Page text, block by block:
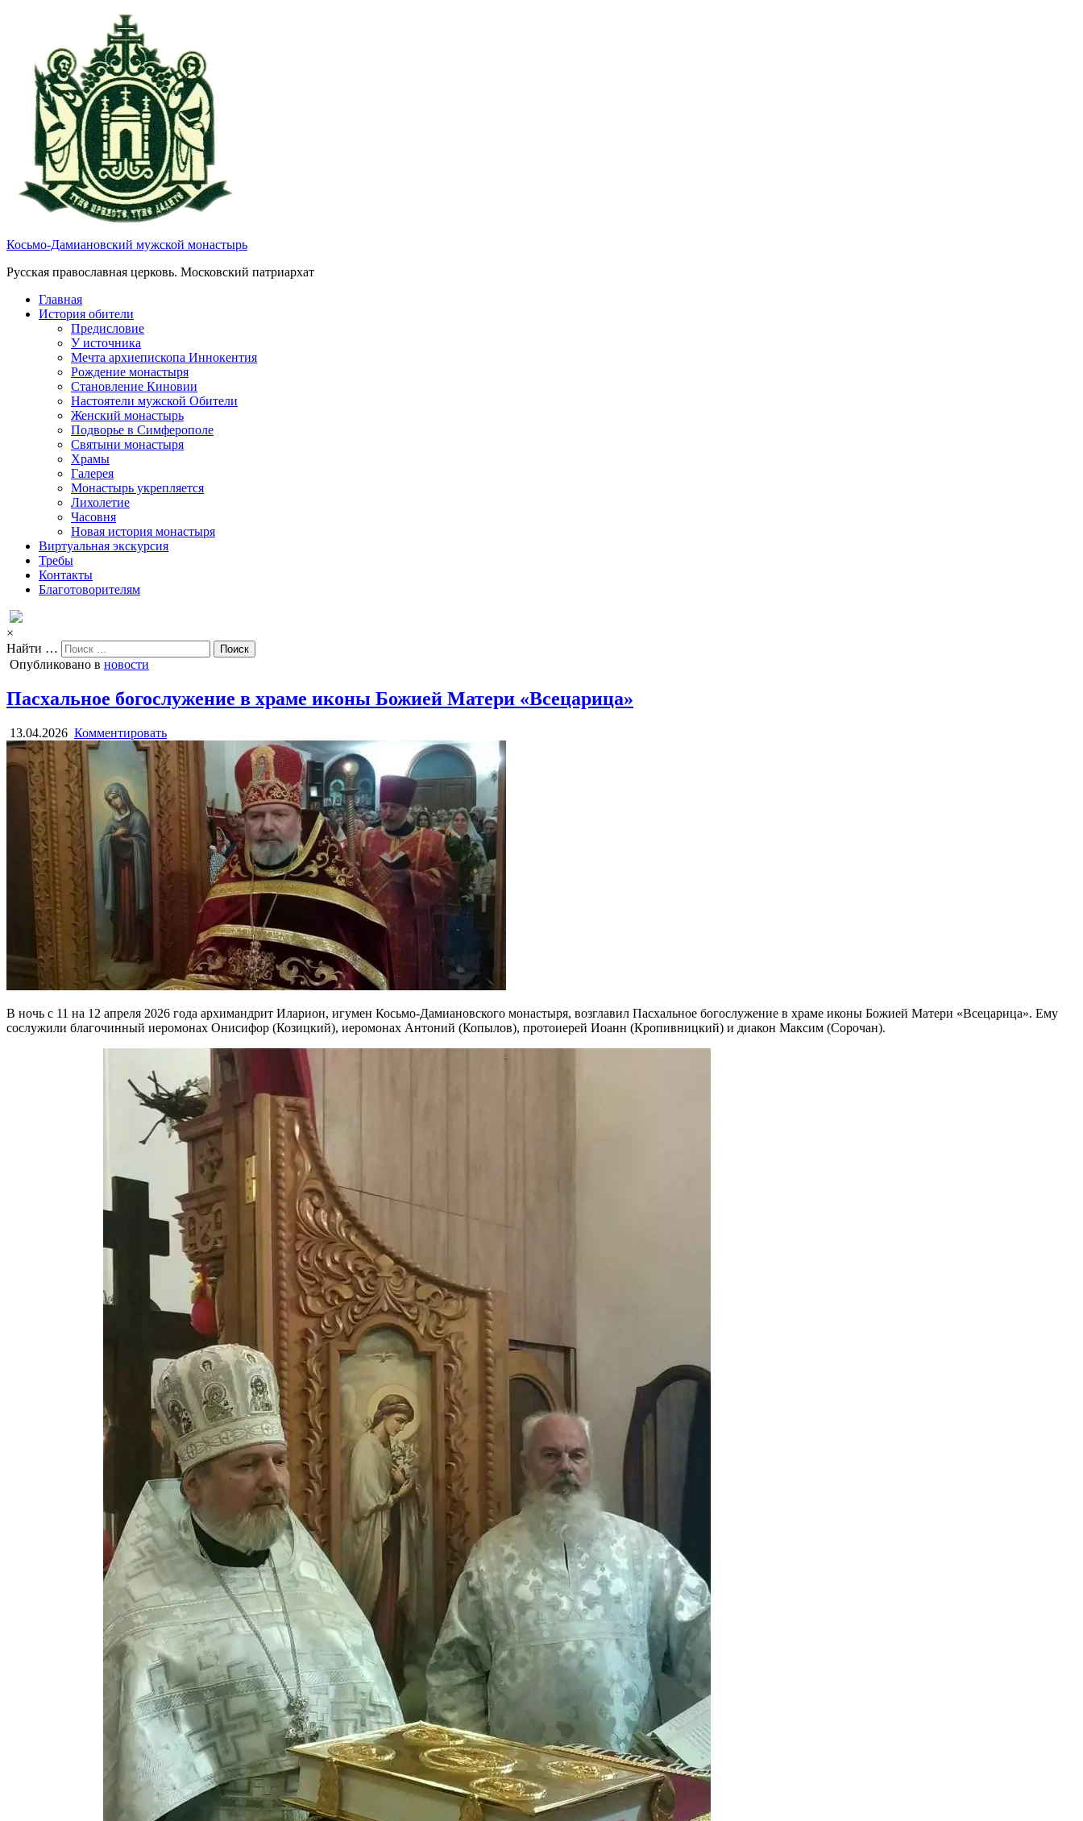
Косьмо-Дамиановский мужской монастырь
Русская православная церковь. Московский патриархат
Главная
История обители
Предисловие
У источника
Мечта архиепископа Иннокентия
Рождение монастыря
Становление Киновии
Настоятели мужской Обители
Женский монастырь
Подворье в Симферополе
Святыни монастыря
Храмы
Галерея
Монастырь укрепляется
Лихолетие
Часовня
Новая история монастыря
Виртуальная экскурсия
Требы
Контакты
Благотоворителям
×
Найти …
Опубликовано в новости
Пасхальное богослужение в храме иконы Божией Матери «Всецарица»
13.04.2026 Комментировать
В ночь с 11 на 12 апреля 2026 года архимандрит Иларион, игумен Косьмо-Дамиановского монастыря, возглавил Пасхальное богослужение в храме иконы Божией Матери «Всецарица». Ему
сослужили благочинный иеромонах Онисифор (Козицкий), иеромонах Антоний (Копылов), протоиерей Иоанн (Кропивницкий) и диакон Максим (Сорочан).